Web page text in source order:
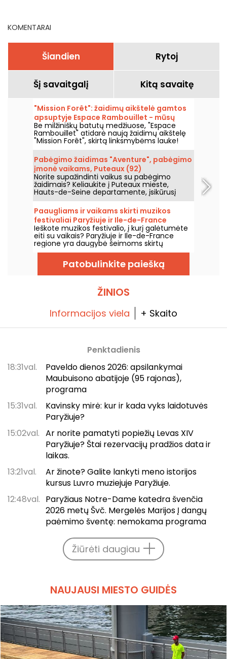
KOMENTARAI
Šiandien Rytoj
Šį savaitgalį Kitą savaitę
"Mission Forêt": žaidimų aikštelė gamtos
apsuptyje Espace Rambouillet - mūsų
nuotraukos
Be milžiniškų batutų medžiuose, "Espace
Rambouillet" atidarė naują žaidimų aikštelę
"Mission Forêt", skirtą linksmybėms lauke!
Pabėgimo žaidimas "Aventure", pabėgimo
įmonė vaikams, Puteaux (92)
Norite supažindinti vaikus su pabėgimo
žaidimais? Keliaukite į Puteaux mieste,
Hauts-de-Seine departamente, įsikūrusį
"Escape Game Aventure" ir atraskite tik
vaikams skirtus kambarius. Ar esate
pasiruošę išbandyti savo jėgas nuotykiuose?
Paaugliams ir vaikams skirti muzikos
festivaliai Paryžiuje ir Ile-de-France
regione
Ieškote muzikos festivalio, į kurį galėtumėte
eiti su vaikais? Paryžiuje ir Ile-de-France
regione yra daugybė šeimoms skirtų
renginių, kuriuose laukiami ir paaugliai, ir maži
vaikai! Apžvelgiame šiuos šeimoms skirtus
renginius.Patobulinkite paiešką
ŽINIOS
Informacijos viela + Skaito
Penktadienis
18:31val.
Paveldo dienos 2026: apsilankymai
Maubuisono abatijoje (95 rajonas),
programa
15:31val.
Kavinsky mirė: kur ir kada vyks laidotuvės
Paryžiuje?
15:02val. Ar norite pamatyti popiežių Levas XIV
Paryžiuje? Štai rezervacijų pradžios data ir
laikas.
13:21val.
Ar žinote? Galite lankyti meno istorijos
kursus Luvro muziejuje Paryžiuje.
12:48val. Paryžiaus Notre-Dame katedra švenčia
2026 metų Švč. Mergelės Marijos Į dangų
paėmimo šventę: nemokama programa
Žiūrėti daugiau
NAUJAUSI MIESTO GUIDĖS